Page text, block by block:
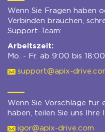
Wenn Sie Fragen haben
Verbinden brauchen,
Support-Team:
Arbeitszeit:
Mo. - Fr. ab 9:00 bis 18:00
support@apix-
Wenn Sie Vorschläge für
haben, teilen Sie uns Ihre
igor@apix-drive.com